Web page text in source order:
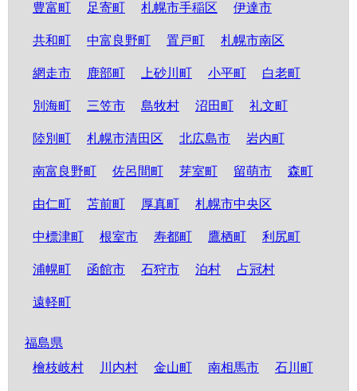
豊富町 足寄町 札幌市手稲区 伊達市
共和町 中富良野町 置戸町 札幌市南区
網走市 鹿部町 上砂川町 小平町 白老町
別海町 三笠市 島牧村 沼田町 礼文町
陸別町 札幌市清田区 北広島市 岩内町
南富良野町 佐呂間町 芽室町 留萌市 森町
由仁町 苫前町 厚真町 札幌市中央区
中標津町 根室市 寿都町 鷹栖町 利尻町
浦幌町 函館市 石狩市 泊村 占冠村
遠軽町
福島県
檜枝岐村
川内村 金山町 南相馬市 石川町